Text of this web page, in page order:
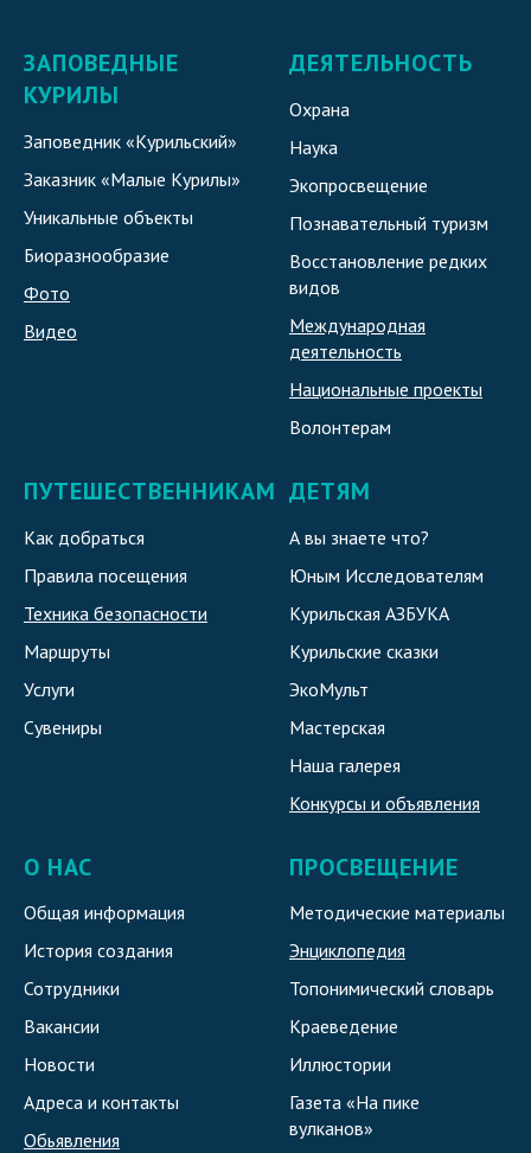
ЗАПОВЕДНЫЕ
КУРИЛЫ
Заповедник «Курильский»
Заказник «Малые Курилы»
Уникальные объекты
Биоразнообразие
Фото
Видео
ДЕЯТЕЛЬНОСТЬ
Охрана
Наука
Экопросвещение
Познавательный туризм
Восстановление редких
видов
Международная
деятельность
Национальные проекты
Волонтерам
ПУТЕШЕСТВЕННИКАМ
Как добраться
Правила посещения
Техника безопасности
Маршруты
Услуги
Сувениры
ДЕТЯМ
А вы знаете что?
Юным Исследователям
Курильская АЗБУКА
Курильские сказки
ЭкоМульт
Мастерская
Наша галерея
Конкурсы и объявления
О НАС
Общая информация
История создания
Сотрудники
Вакансии
Новости
Адреса и контакты
Обьявления
ПРОСВЕЩЕНИЕ
Методические материалы
Энциклопедия
Топонимический словарь
Краеведение
Иллюстории
Газета «На пике
вулканов»